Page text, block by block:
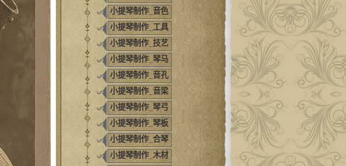
小提琴制作_音色
小提琴制作_工具
小提琴制作_技艺
小提琴制作_琴马
小提琴制作_音孔
小提琴制作_音梁
小提琴制作_琴弓
小提琴制作_琴板
小提琴制作_合琴
小提琴制作_木材